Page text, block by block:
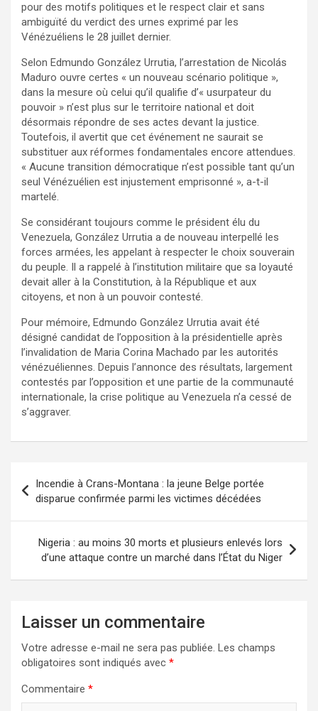
pour des motifs politiques et le respect clair et sans
ambiguïté du verdict des urnes exprimé par les
Vénézuéliens le 28 juillet dernier.
Selon Edmundo González Urrutia, l’arrestation de Nicolás
Maduro ouvre certes « un nouveau scénario politique »,
dans la mesure où celui qu’il qualifie d’« usurpateur du
pouvoir » n’est plus sur le territoire national et doit
désormais répondre de ses actes devant la justice.
Toutefois, il avertit que cet événement ne saurait se
substituer aux réformes fondamentales encore attendues.
« Aucune transition démocratique n’est possible tant qu’un
seul Vénézuélien est injustement emprisonné », a-t-il
martelé.
Se considérant toujours comme le président élu du
Venezuela, González Urrutia a de nouveau interpellé les
forces armées, les appelant à respecter le choix souverain
du peuple. Il a rappelé à l’institution militaire que sa loyauté
devait aller à la Constitution, à la République et aux
citoyens, et non à un pouvoir contesté.
Pour mémoire, Edmundo González Urrutia avait été
désigné candidat de l’opposition à la présidentielle après
l’invalidation de Maria Corina Machado par les autorités
vénézuéliennes. Depuis l’annonce des résultats, largement
contestés par l’opposition et une partie de la communauté
internationale, la crise politique au Venezuela n’a cessé de
s’aggraver.
Incendie à Crans-Montana : la jeune Belge portée
disparue confirmée parmi les victimes décédées
Nigeria : au moins 30 morts et plusieurs enlevés lors
d’une attaque contre un marché dans l’État du Niger
Laisser un commentaire
Votre adresse e-mail ne sera pas publiée. Les champs
obligatoires sont indiqués avec *
Commentaire *